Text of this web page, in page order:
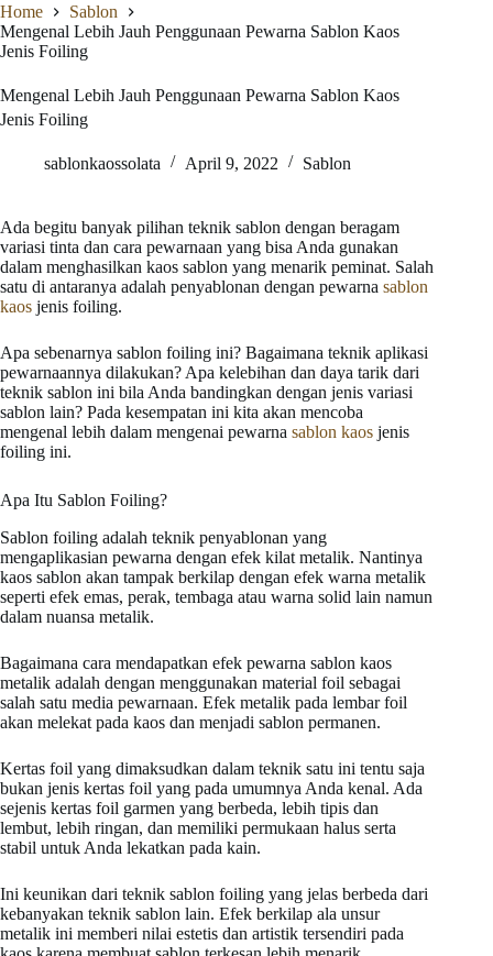
Home
Sablon
Mengenal Lebih Jauh Penggunaan Pewarna Sablon Kaos
Jenis Foiling
Mengenal Lebih Jauh Penggunaan Pewarna Sablon Kaos
Jenis Foiling
sablonkaossolata April 9, 2022 Sablon
Ada begitu banyak pilihan teknik sablon dengan beragam
variasi tinta dan cara pewarnaan yang bisa Anda gunakan
dalam menghasilkan kaos sablon yang menarik peminat. Salah
satu di antaranya adalah penyablonan dengan pewarna sablon
kaos jenis foiling.
Apa sebenarnya sablon foiling ini? Bagaimana teknik aplikasi
pewarnaannya dilakukan? Apa kelebihan dan daya tarik dari
teknik sablon ini bila Anda bandingkan dengan jenis variasi
sablon lain? Pada kesempatan ini kita akan mencoba
mengenal lebih dalam mengenai pewarna sablon kaos jenis
foiling ini.
Apa Itu Sablon Foiling?
Sablon foiling adalah teknik penyablonan yang
mengaplikasian pewarna dengan efek kilat metalik. Nantinya
kaos sablon akan tampak berkilap dengan efek warna metalik
seperti efek emas, perak, tembaga atau warna solid lain namun
dalam nuansa metalik.
Bagaimana cara mendapatkan efek pewarna sablon kaos
metalik adalah dengan menggunakan material foil sebagai
salah satu media pewarnaan. Efek metalik pada lembar foil
akan melekat pada kaos dan menjadi sablon permanen.
Kertas foil yang dimaksudkan dalam teknik satu ini tentu saja
bukan jenis kertas foil yang pada umumnya Anda kenal. Ada
sejenis kertas foil garmen yang berbeda, lebih tipis dan
lembut, lebih ringan, dan memiliki permukaan halus serta
stabil untuk Anda lekatkan pada kain.
Ini keunikan dari teknik sablon foiling yang jelas berbeda dari
kebanyakan teknik sablon lain. Efek berkilap ala unsur
metalik ini memberi nilai estetis dan artistik tersendiri pada